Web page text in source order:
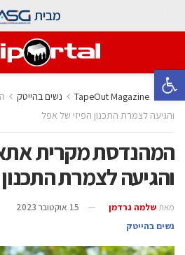
פתח סרגל נגישות
מבית
בית TapeOut Magazine נשים בהייטק
והגיעה לצמרת התכנון הפיזי של אפל
המהנדסת מקרית
והגיעה לצמרת
מאת שלמה גרדמן
15 אוקטובר 2023
נשים בהייטק